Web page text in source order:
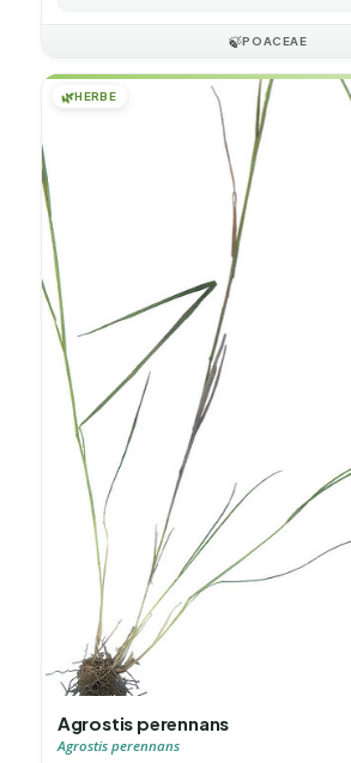
🍃POACEAE
🌿HERBE
Agrostis perennans
Agrostis perennans